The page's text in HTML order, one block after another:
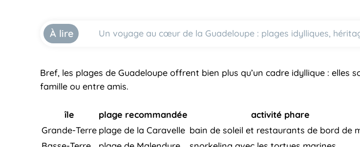
À lire Un voyage au cœur de la Guadeloupe : plages idylliques,
Bref, les plages de Guadeloupe offrent bien plus qu’un cadre idyllique :
famille ou entre amis.
île plage recommandée
activité phare
Grande-Terre plage de la Caravelle bain de soleil et restaurants de bord de